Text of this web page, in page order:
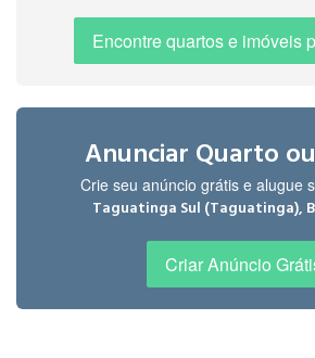
comercio e metrô
de 900m da estação
sul. "
" Perto do metrô e
feira de verdura e
Encontre quartos e imóveis
Anunciar Quarto
Crie seu anúncio grátis e alugue
Taguatinga Sul (Taguatinga),
Criar Anúncio